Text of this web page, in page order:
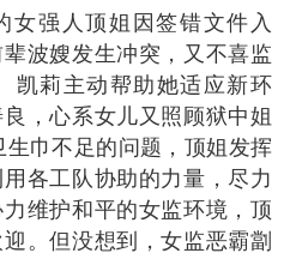
女强人顶姐因签错文件入
波嫂发生冲突，又不喜监
凯莉主动帮助她适应新环
，心系女儿又照顾狱中姐
巾不足的问题，顶姐发挥
各工队协助的力量，尽力
维护和平的女监环境，顶
。但没想到，女监恶霸劏